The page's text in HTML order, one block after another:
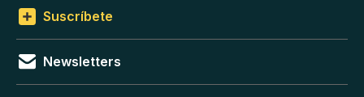
Suscríbete
Newsletters